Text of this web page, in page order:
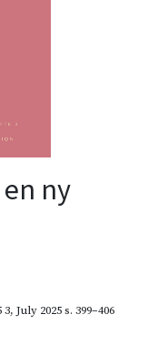
ny
3, July 2025s. 399–406